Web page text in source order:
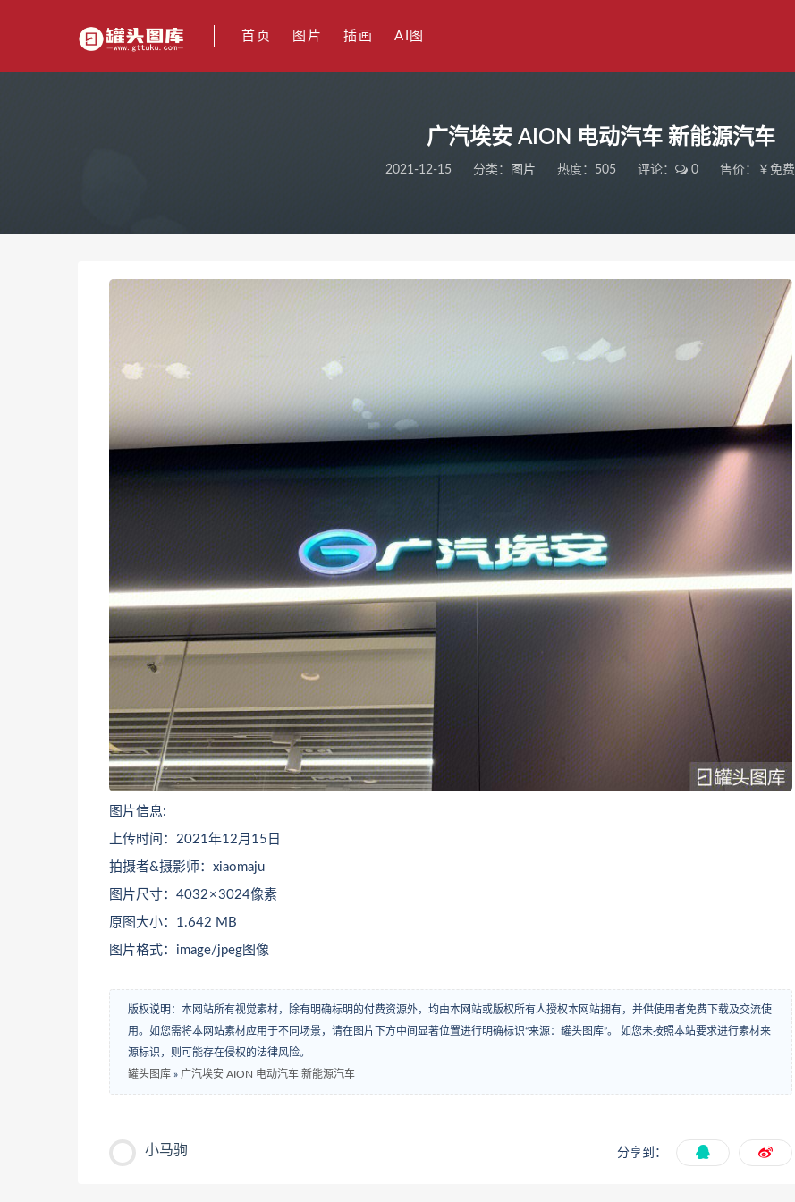
首页 图片 插画 AI图
广汽埃安 AION 电动汽车 新能源汽车
2021-12-15 分类： 图片 热度：505 评论： 0 售价：￥免费
图片信息:
上传时间：2021年12月15日
拍摄者&摄影师：xiaomaju
图片尺寸：4032 × 3024像素
原图大小：1.642 MB
图片格式：image/jpeg图像
版权说明：本网站所有视觉素材，除有明确标明的付费资源外，均由本网站或版权所有人授权本网站拥有，并供使用者免费下载及交流使
用。如您需将本网站素材应用于不同场景，请在图片下方中间显著位置进行明确标识“来源：罐头图库”。 如您未按照本站要求进行素材来
源标识，则可能存在侵权的法律风险。
罐头图库 » 广汽埃安 AION 电动汽车 新能源汽车
小马驹 分享到：